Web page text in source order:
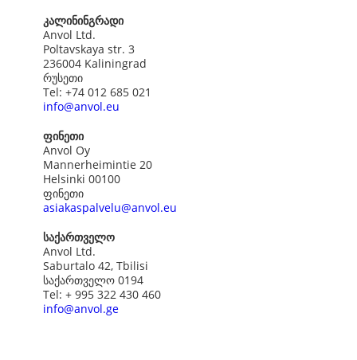
კალინინგრადი
Anvol Ltd.
Poltavskaya str. 3
236004 Kaliningrad
რუსეთი
Tel: +74 012 685 021
info@anvol.eu
ფინეთი
Anvol Oy
Mannerheimintie 20
Helsinki 00100
ფინეთი
asiakaspalvelu@anvol.eu
საქართველო
Anvol Ltd.
Saburtalo 42, Tbilisi
საქართველო 0194
Tel: + 995 322 430 460
info@anvol.ge